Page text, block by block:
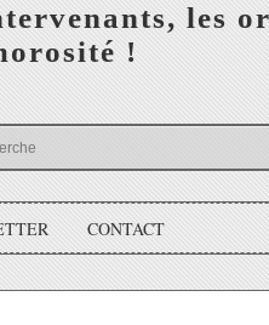
les
!
CONTACT